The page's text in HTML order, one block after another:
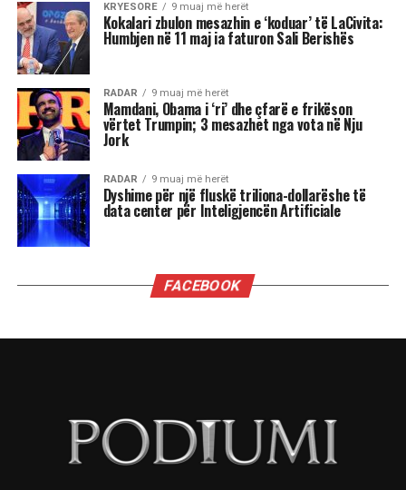
KRYESORE 9 muaj më herët
Kokalari zbulon mesazhin e ‘koduar’ të LaCivita:
Humbjen në 11 maj ia faturon Sali Berishës
RADAR 9 muaj më herët
Mamdani, Obama i ‘ri’ dhe çfarë e frikëson
vërtet Trumpin; 3 mesazhet nga vota në Nju
Jork
RADAR 9 muaj më herët
Dyshime për një fluskë triliona-dollarëshe të
data center për Inteligjencën Artificiale
FACEBOOK